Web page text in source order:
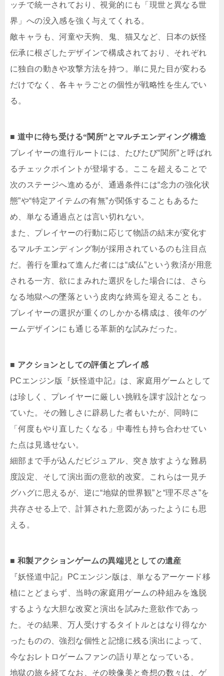
ッチで統一されており、視覚的にも「現世と異なる世
界」への没入感を強く与えてくれる。
敵キャラも、河童や天狗、鬼、猫又など、日本の妖怪
伝承に根ざしたデザインで構成されており、それぞれ
に独自の動きや攻撃方法を持つ。単に見た目が変わる
だけでなく、各キャラごとの個性が戦略性を生んでい
る。
■ 道中に待ち受ける“関所”とマルチエンディング構造
プレイヤーの進行ルートには、たびたび“関所”と呼ばれ
るチェックポイントが登場する。ここを超えることで
次のステージへ進めるが、通過条件には“念力の強化状
態”や“特定アイテムの有無”が関係することもあるた
め、単なる通過点とは言い切れない。
また、プレイヤーの行動に応じて物語の結末が変化す
るマルチエンディング制が採用されているのも注目点
だ。善行を重ねて進んだ者には“成仏”という救済が用意
される一方、欲にまみれた選択をした場合には、さら
なる地獄への墜落という皮肉な終焉を迎えることも。
プレイヤーの選択が重くのしかかる構成は、後年のゲ
ームデザインにも通じる革新的な試みだった。
■ アクションとしての評価とプレイ感
PCエンジン版『妖怪道中記』は、家庭用ゲームとして
は珍しく、プレイヤーに厳しい挑戦を課す設計となっ
ていた。その難しさに辟易した者もいたが、同時に
「何度もやり直したくなる」中毒性も持ち合わせてい
た点は見逃せない。
細部まで手が込んだビジュアル、突き放すような難易
度設定、そして演出面の意欲的改変。これらは一見チ
グハグに思えるが、逆に“地獄的世界観”と“理不尽さ”を
共存させる上で、計算された意図があったようにも思
える。
■ 和製アクションゲームの異端児としての遺産
『妖怪道中記』PCエンジン版は、単なるアーケード移
植にとどまらず、当時の家庭用ゲームの枠組みを逸脱
するような大胆な改変と演出を試みた意欲作であっ
た。その結果、万人受けするタイトルとはなり得なか
ったものの、強烈な個性と記憶に残る演出によって、
今なおレトロゲームファンの語り草となっている。
地獄の旅を経てなお、その映像美と奇想の数々は、ゲ